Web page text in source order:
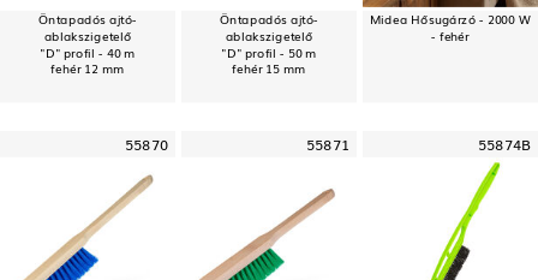
Öntapadós ajtó-
ablakszigetelő
"D" profil - 40 m
fehér 12 mm
Öntapadós ajtó-
ablakszigetelő
"D" profil - 50 m
fehér 15 mm
Midea Hősugárzó - 2000 W
- fehér
55870 55871 55874B